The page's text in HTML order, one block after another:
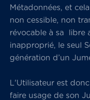
Métadonnées, et
non cessible, non
révocable à sa libre
inapproprié, le seul
génération d’un
L'Utilisateur est
faire usage de son